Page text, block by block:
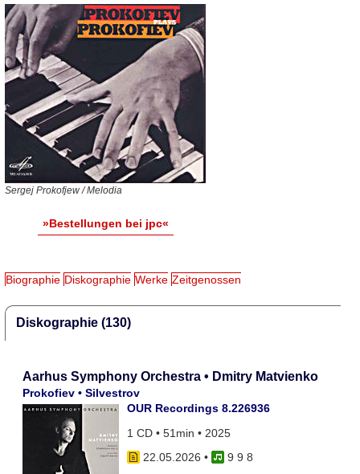
Sergej Prokofjew / Melodia
»Bestellungen bei jpc«
Biographie Diskographie Werke Zeitgenossen
Diskographie (130)
Aarhus Symphony Orchestra • Dmitry Matvienko
Prokofiev • Silvestrov
OUR Recordings 8.226936
1 CD • 51min • 2025
22.05.2026 •
9 9 8